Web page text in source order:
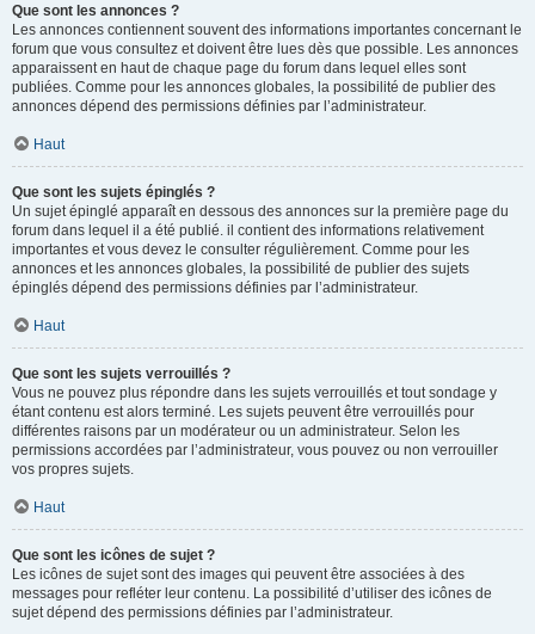
Que sont les annonces ?
Les annonces contiennent souvent des informations importantes concernant le
forum que vous consultez et doivent être lues dès que possible. Les annonces
apparaissent en haut de chaque page du forum dans lequel elles sont
publiées. Comme pour les annonces globales, la possibilité de publier des
annonces dépend des permissions définies par l’administrateur.
Haut
Que sont les sujets épinglés ?
Un sujet épinglé apparaît en dessous des annonces sur la première page du
forum dans lequel il a été publié. il contient des informations relativement
importantes et vous devez le consulter régulièrement. Comme pour les
annonces et les annonces globales, la possibilité de publier des sujets
épinglés dépend des permissions définies par l’administrateur.
Haut
Que sont les sujets verrouillés ?
Vous ne pouvez plus répondre dans les sujets verrouillés et tout sondage y
étant contenu est alors terminé. Les sujets peuvent être verrouillés pour
différentes raisons par un modérateur ou un administrateur. Selon les
permissions accordées par l’administrateur, vous pouvez ou non verrouiller
vos propres sujets.
Haut
Que sont les icônes de sujet ?
Les icônes de sujet sont des images qui peuvent être associées à des
messages pour refléter leur contenu. La possibilité d’utiliser des icônes de
sujet dépend des permissions définies par l’administrateur.